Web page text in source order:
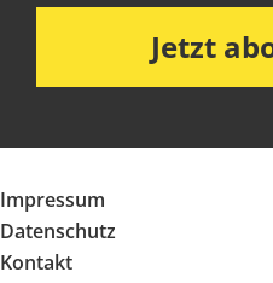
Jetzt
Impressum
Datenschutz
Kontakt